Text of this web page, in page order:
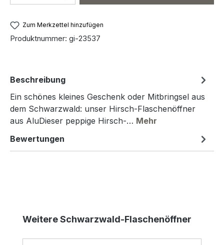
Zum Merkzettel hinzufügen
Produktnummer: gi-23537
Beschreibung
Ein schönes kleines Geschenk oder Mitbringsel aus
dem Schwarzwald: unser Hirsch-Flaschenöffner
aus AluDieser peppige Hirsch-… Mehr
Bewertungen
Produktgalerie überspringen
Weitere Schwarzwald-Flaschenöffner